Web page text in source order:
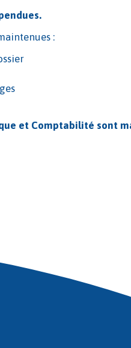
:
et Comptabilité sont